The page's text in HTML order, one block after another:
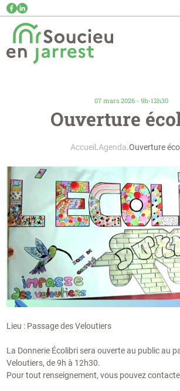
07 mars 2026 - 9h-12h30
Ouverture
Accueil Agenda Ouverture
Lieu : Passage des Veloutiers
La Donnerie Écolibri sera ouverte au public au
Veloutiers, de 9h à 12h30.
Pour tout renseignement, vous pouvez